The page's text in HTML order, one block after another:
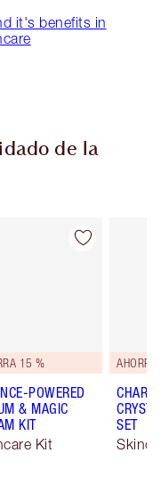
it's benefits in
de la
Artículo 2 de 48
15 %
POWERED
& MAGIC
KIT
Kit
SET